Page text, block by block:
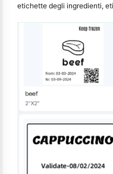
etichette degli ingredienti,